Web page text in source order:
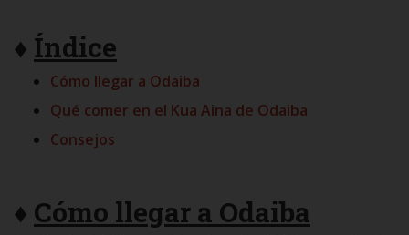
♦ Índice
Cómo llegar a Odaiba
Qué comer en el Kua Aina de Odaiba
Consejos
♦ Cómo llegar a Odaiba